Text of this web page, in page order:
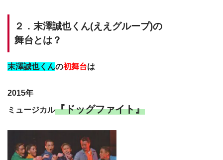
２．末澤誠也くん(ええグループ)の
舞台とは？
末澤誠也くんの初舞台は
2015年
ミュージカル『ドッグファイト』